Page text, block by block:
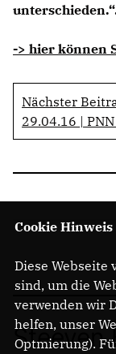
-> hier können
Nächster
29.04.16 |
Steeven
Cookie Hinweis
Diese Webseite
sind, um die
verwenden wir
helfen, unser
Optmierung).